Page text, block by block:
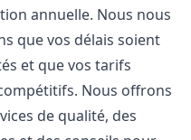
annuelle. Nous nous
que vos délais soient
et que vos tarifs
Nous offrons
de qualité, des